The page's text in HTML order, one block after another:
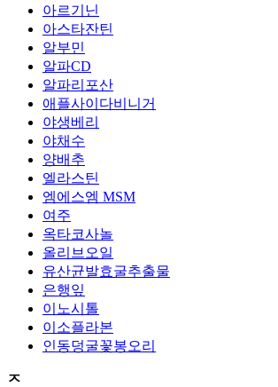
아르기닌
아스타잔틴
알부민
알파CD
알파리포산
애플사이다비니거
야생베리
야채수
양배추
엘라스틴
엠에스엠 MSM
여주
옥타코사놀
올리브오일
유산균발효굴추출물
은행잎
이노시톨
이소플라본
인동덩굴꽃봉오리
ㅈ